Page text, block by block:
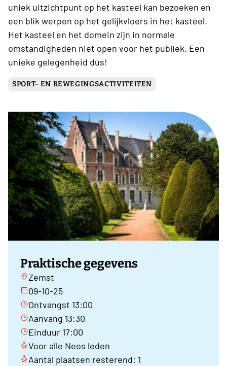
uniek uitzichtpunt op het kasteel kan bezoeken en
een blik werpen op het gelijkvloers in het kasteel.
Het kasteel en het domein zijn in normale
omstandigheden niet open voor het publiek. Een
unieke gelegenheid dus!
SPORT- EN BEWEGINGSACTIVITEITEN
Praktische gegevens
Zemst
09-10-25
Ontvangst 13:00
Aanvang 13:30
Einduur 17:00
Voor alle Neos leden
Aantal plaatsen resterend: 1